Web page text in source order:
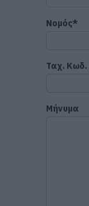
Νομός*
Ταχ. Κωδ.
Μήνυμα